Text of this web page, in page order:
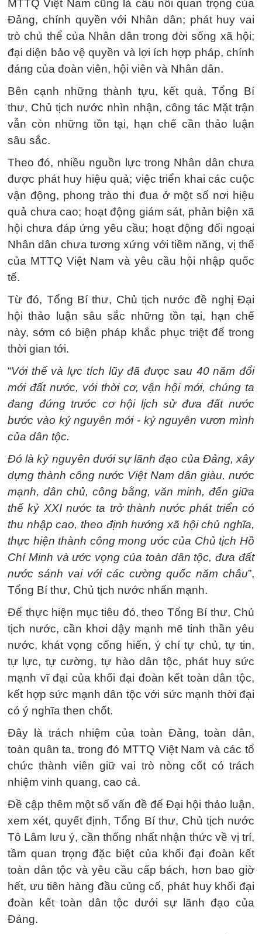
MTTQ Việt Nam cũng là cầu nối quan trọng của
Đảng, chính quyền với Nhân dân; phát huy vai
trò chủ thể của Nhân dân trong đời sống xã hội;
đại diện bảo vệ quyền và lợi ích hợp pháp, chính
đáng của đoàn viên, hội viên và Nhân dân.
Bên cạnh những thành tựu, kết quả, Tổng Bí
thư, Chủ tịch nước nhìn nhận, công tác Mặt trận
vẫn còn những tồn tại, hạn chế cần thảo luận
sâu sắc.
Theo đó, nhiều nguồn lực trong Nhân dân chưa
được phát huy hiệu quả; việc triển khai các cuộc
vận động, phong trào thi đua ở một số nơi hiệu
quả chưa cao; hoạt động giám sát, phản biện xã
hội chưa đáp ứng yêu cầu; hoạt động đối ngoại
Nhân dân chưa tương xứng với tiềm năng, vị thế
của MTTQ Việt Nam và yêu cầu hội nhập quốc
tế.
Từ đó, Tổng Bí thư, Chủ tịch nước đề nghị Đại
hội thảo luận sâu sắc những tồn tại, hạn chế
này, sớm có biện pháp khắc phục triệt để trong
thời gian tới.
“Với thế và lực tích lũy đã được sau 40 năm đổi
mới đất nước, với thời cơ, vận hội mới, chúng ta
đang đứng trước cơ hội lịch sử đưa đất nước
bước vào kỷ nguyên mới - kỷ nguyên vươn mình
của dân tộc.
Đó là kỷ nguyên dưới sự lãnh đạo của Đảng, xây
dựng thành công nước Việt Nam dân giàu, nước
mạnh, dân chủ, công bằng, văn minh, đến giữa
thế kỷ XXI nước ta trở thành nước phát triển có
thu nhập cao, theo định hướng xã hội chủ nghĩa,
thực hiện thành công mong ước của Chủ tịch Hồ
Chí Minh và ước vọng của toàn dân tộc, đưa đất
nước sánh vai với các cường quốc năm châu”,
Tổng Bí thư, Chủ tịch nước nhấn mạnh.
Để thực hiện mục tiêu đó, theo Tổng Bí thư, Chủ
tịch nước, cần khơi dậy mạnh mẽ tinh thần yêu
nước, khát vọng cống hiến, ý chí tự chủ, tự tin,
tự lực, tự cường, tự hào dân tộc, phát huy sức
mạnh vĩ đại của khối đại đoàn kết toàn dân tộc,
kết hợp sức mạnh dân tộc với sức mạnh thời đại
có ý nghĩa then chốt.
Đây là trách nhiệm của toàn Đảng, toàn dân,
toàn quân ta, trong đó MTTQ Việt Nam và các tổ
chức thành viên giữ vai trò nòng cốt có trách
nhiệm vinh quang, cao cả.
Đề cập thêm một số vấn đề để Đại hội thảo luận,
xem xét, quyết định, Tổng Bí thư, Chủ tịch nước
Tô Lâm lưu ý, cần thống nhất nhận thức về vị trí,
tầm quan trọng đặc biệt của khối đại đoàn kết
toàn dân tộc và yêu cầu cấp bách, hơn bao giờ
hết, ưu tiên hàng đầu củng cố, phát huy khối đại
đoàn kết toàn dân tộc dưới sự lãnh đạo của
Đảng.